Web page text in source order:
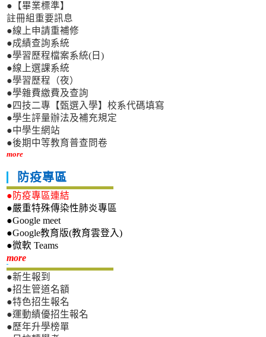
●【畢業標準】
註冊組重要訊息
●線上申請重補修
●成績查詢系統
●學習歷程檔案系統(日)
●線上選課系統
●學習歷程（夜）
●學雜費繳費及查詢
●四技二專【甄選入學】校系代碼填寫
●學生評量辦法及補充規定
●中學生網站
●後期中等教育普查問卷
more
防疫專區
●防疫專區連結
●嚴重特殊傳染性肺炎專區
●Google meet
●Google教育版(教育雲登入)
●微軟 Teams
more新生專區
●新生報到
●招生管道名額
●特色招生報名
●運動績優招生報名
●歷年升學榜單